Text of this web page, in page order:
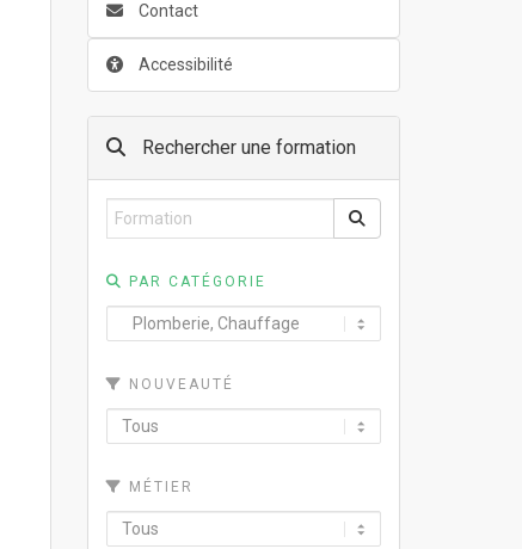
Contact
Accessibilité
Rechercher une formation
PAR CATÉGORIE
NOUVEAUTÉ
MÉTIER